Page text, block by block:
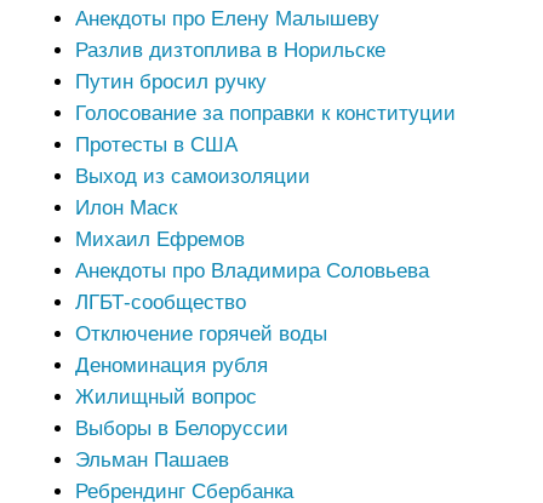
Анекдоты про Елену Малышеву
Разлив дизтоплива в Норильске
Путин бросил ручку
Голосование за поправки к конституции
Протесты в США
Выход из самоизоляции
Илон Маск
Михаил Ефремов
Анекдоты про Владимира Соловьева
ЛГБТ-сообщество
Отключение горячей воды
Деноминация рубля
Жилищный вопрос
Выборы в Белоруссии
Эльман Пашаев
Ребрендинг Сбербанка